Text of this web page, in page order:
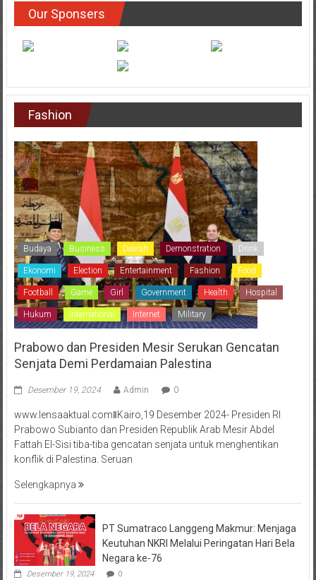
Our Sponsers
Fashion
Budaya Business Dearah Demonstration Drink
Ekonomi Election Entertainment Fashion Food
Football Game Girl Government Health Hospital
Hukum International Internet Military
Prabowo dan Presiden Mesir Serukan Gencatan
Senjata Demi Perdamaian Palestina
Desember 19, 2024 Admin 0
www.lensaaktual.comǁKairo,19 Desember 2024- Presiden RI
Prabowo Subianto dan Presiden Republik Arab Mesir Abdel
Fattah El-Sisi tiba-tiba gencatan senjata untuk menghentikan
konflik di Palestina. Seruan
Selengkapnya
PT Sumatraco Langgeng Makmur: Menjaga
Keutuhan NKRI Melalui Peringatan Hari Bela
Negara ke-76
Desember 19, 2024 0